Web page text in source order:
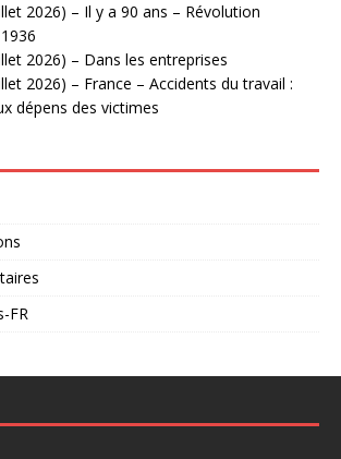
2026) – Il y a 90 ans – Révolution
2026) – Dans les entreprises
2026) – France – Accidents du travail :
dépens des victimes
FR